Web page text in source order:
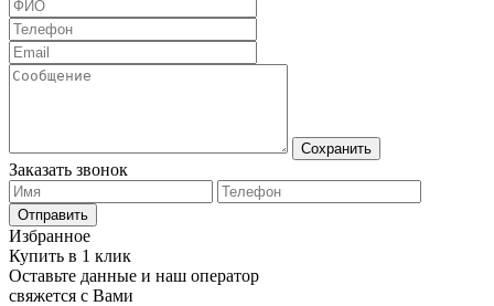
Сохранить
Заказать звонок
Отправить
Избранное
Купить в 1 клик
Оставьте данные и наш оператор
свяжется с Вами